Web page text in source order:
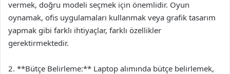
vermek, doğru modeli seçmek için önemlidir. Oyun
oynamak, ofis uygulamaları kullanmak veya grafik tasarım
yapmak gibi farklı ihtiyaçlar, farklı özellikler
gerektirmektedir.
2. **Bütçe Belirleme:** Laptop alımında bütçe belirlemek,